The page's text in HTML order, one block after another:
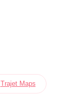
Trajet Maps